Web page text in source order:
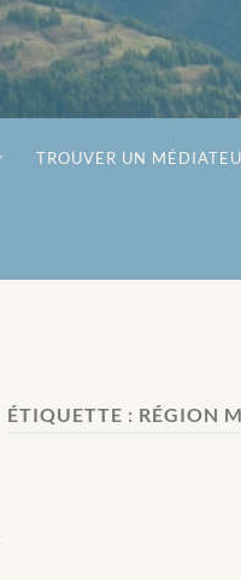
TROUVER UN
ÉTIQUETTE : RÉGION